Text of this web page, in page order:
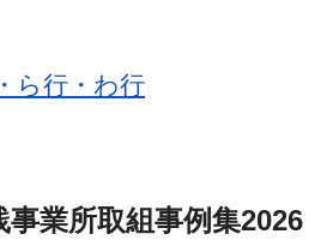
ら行・わ行
業所取組事例集2026